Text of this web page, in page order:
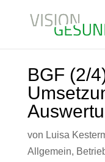
BGF (2/
von Luisa
Allgemein,